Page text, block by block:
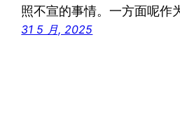
照不宣的事情。一方面呢作
31 5 月, 2025